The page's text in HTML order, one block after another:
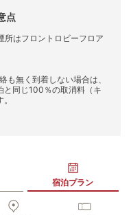
点
はフロントロビーフロア
も無く到着しない場合は、
と同じ100％の取消料（キ
宿泊プラン